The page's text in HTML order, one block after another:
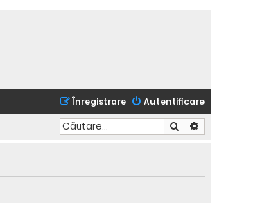
Autentificare
Înregistrare
Căutare